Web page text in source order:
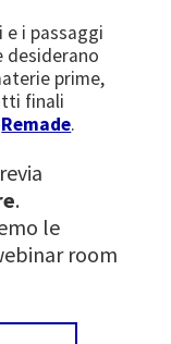
e i passaggi
desiderano
prime,
finali
Remade.
.
le
room